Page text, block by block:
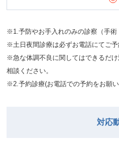
※1.予防やお手入れのみの診察（手術
※土日夜間診療は必ずお電話にてご予
※急な体調不良に関してはできるだ
相談ください。
※2.予約診療(お電話での予約をお願
対応